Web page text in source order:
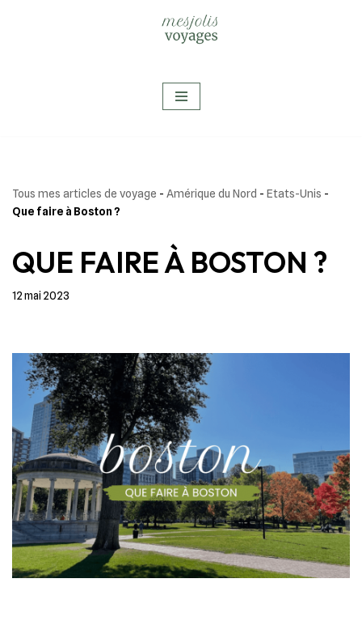
Tous mes articles de voyage - Amérique du Nord - Etats-Unis -
Que faire à Boston ?
QUE FAIRE À BOSTON ?
12 mai 2023